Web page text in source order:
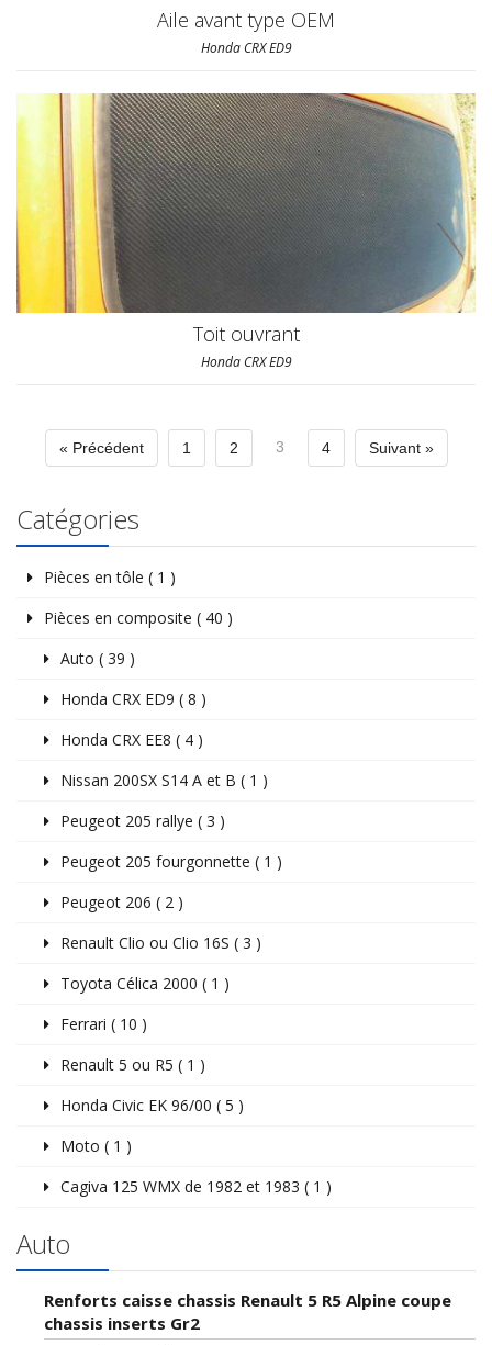
Aile avant type OEM
Honda CRX ED9
Toit ouvrant
Honda CRX ED9
« Précédent 1 2 3 4 Suivant »
Catégories
Pièces en tôle ( 1 )
Pièces en composite ( 40 )
Auto ( 39 )
Honda CRX ED9 ( 8 )
Honda CRX EE8 ( 4 )
Nissan 200SX S14 A et B ( 1 )
Peugeot 205 rallye ( 3 )
Peugeot 205 fourgonnette ( 1 )
Peugeot 206 ( 2 )
Renault Clio ou Clio 16S ( 3 )
Toyota Célica 2000 ( 1 )
Ferrari ( 10 )
Renault 5 ou R5 ( 1 )
Honda Civic EK 96/00 ( 5 )
Moto ( 1 )
Cagiva 125 WMX de 1982 et 1983 ( 1 )
Auto
Renforts caisse chassis Renault 5 R5 Alpine coupe
chassis inserts Gr2